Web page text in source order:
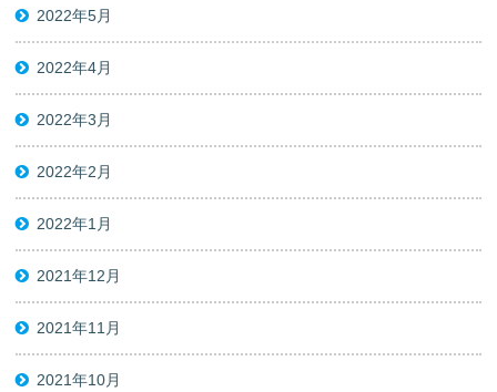
2022年5月
2022年4月
2022年3月
2022年2月
2022年1月
2021年12月
2021年11月
2021年10月